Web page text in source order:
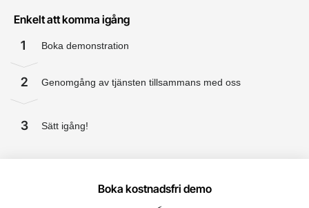
Enkelt att komma igång
1 Boka demonstration
2 Genomgång av tjänsten tillsammans med oss
3 Sätt igång!
Boka kostnadsfri demo